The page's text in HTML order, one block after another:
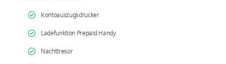
Kontoauszugsdrucker
Ladefunktion Prepaid Handy
Nachttresor